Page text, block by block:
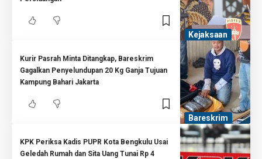
Kejaksaan
Bareskrim
Kurir Pasrah Minta Ditangkap, Bareskrim
Gagalkan Penyelundupan 20 Kg Ganja Tujuan
Kampung Bahari Jakarta
KPK Periksa Kadis PUPR Kota Bengkulu Usai
Geledah Rumah dan Sita Uang Tunai Rp 4